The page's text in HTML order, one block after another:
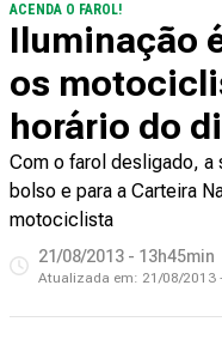
ACENDA O FAROL!
Iluminação
os
horário do
Com o farol desligado, a
bolso e para a Carteira
motociclista
21/08/2013 - 13h45min
Atualizada em: 21/08/2013